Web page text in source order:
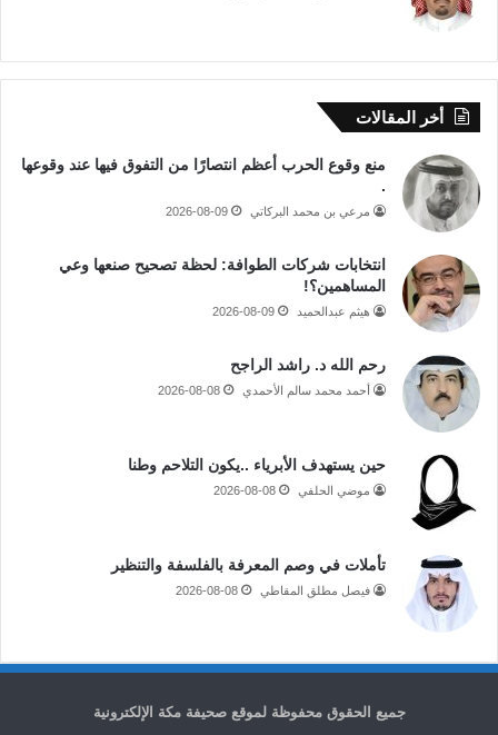
أخر المقالات
منع وقوع الحرب أعظم انتصارًا من التفوق فيها عند وقوعها
.
مرعي بن محمد البركاتي 2026-08-09
انتخابات شركات الطوافة: لحظة تصحيح صنعها وعي
المساهمين؟!
هيثم عبدالحميد 2026-08-09
رحم الله د. راشد الراجح
أحمد محمد سالم الأحمدي 2026-08-08
حين يستهدف الأبرياء ..يكون التلاحم وطنا
موضي الحلفي 2026-08-08
تأملات في وصم المعرفة بالفلسفة والتنظير
فيصل مطلق المقاطي 2026-08-08
جميع الحقوق محفوظة لموقع صحيفة مكة الإلكترونية